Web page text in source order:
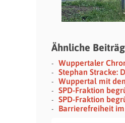
Ähnliche
Wuppertaler
Stephan Stracke:
Wuppertal mit
SPD-Fraktion
SPD-Fraktion
Barrierefreiheit